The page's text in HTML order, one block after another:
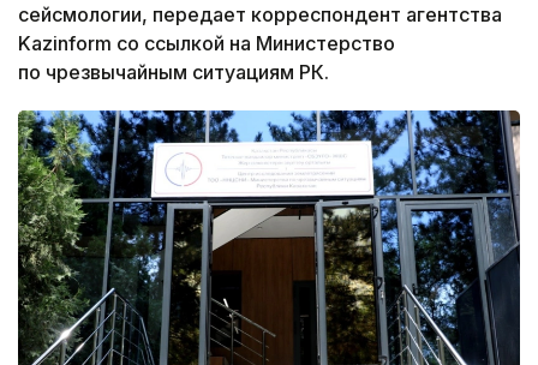
сейсмологии, передает корреспондент агентства
Kazinform со ссылкой на Министерство
по чрезвычайным ситуациям РК.